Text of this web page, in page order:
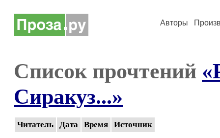
Авторы
Список прочтений
Сиракуз...»
Читатель Дата Время Источник